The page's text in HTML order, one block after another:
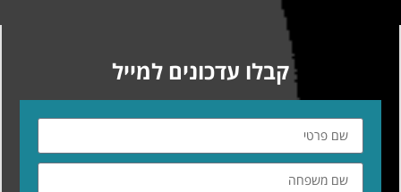
קבלו עדכונים למייל